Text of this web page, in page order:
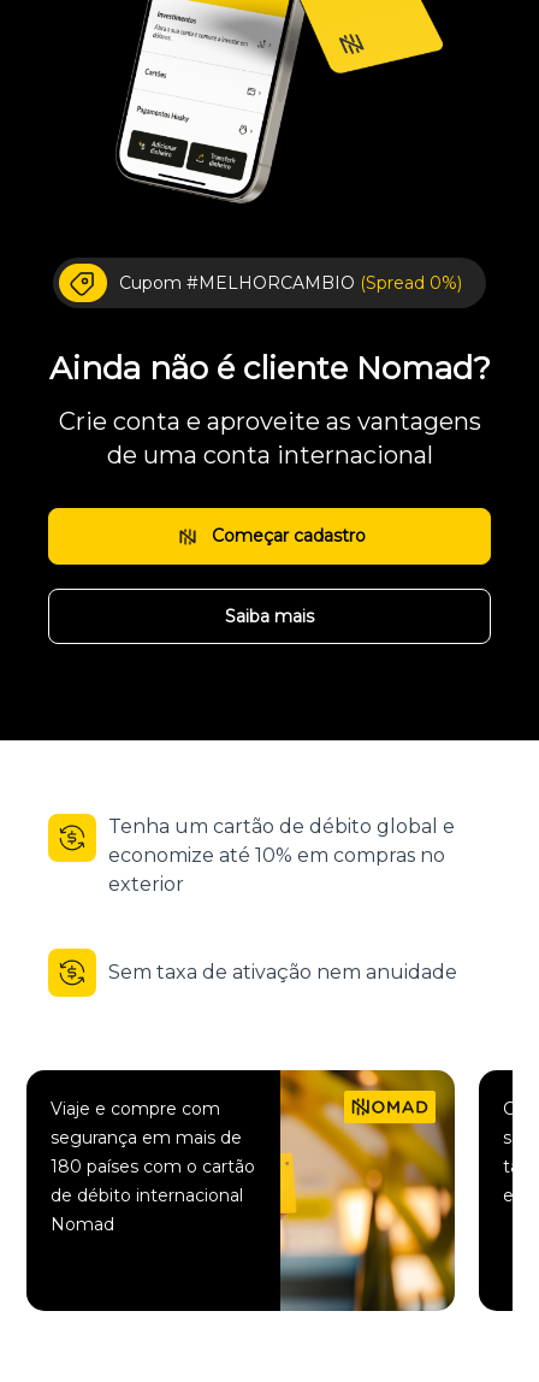
Cupom #MELHORCAMBIO (Spread 0%)
Ainda não é cliente Nomad?
Crie conta e aproveite as vantagens
de uma conta internacional
Começar cadastro
Saiba mais
Tenha um cartão de débito global e
economize até 10% em compras no
exterior
Sem taxa de ativação nem anuidade
Viaje e compre com
segurança em mais de
180 países com o cartão
de débito internacional
Nomad